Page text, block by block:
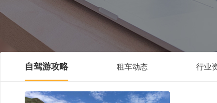
自驾游攻略 租车动态 行业